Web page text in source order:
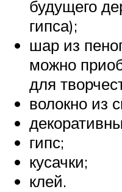
будущего
гипса);
шар из
можно
для
волокно из
гипс;
кусачки;
клей.